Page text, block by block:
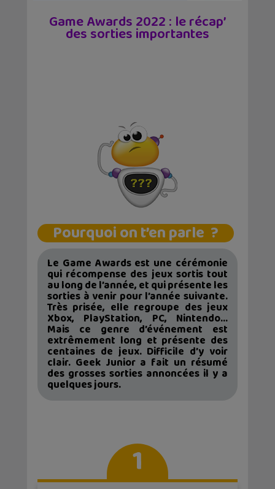
Game Awards 2022 : le récap’
des sorties importantes
Pourquoi on t’en parle ?
Le Game Awards est une cérémonie
qui récompense des jeux sortis tout
au long de l’année, et qui présente les
sorties à venir pour l’année suivante.
Très prisée, elle regroupe des jeux
Xbox, PlayStation, PC, Nintendo…
Mais ce genre d’événement est
extrêmement long et présente des
centaines de jeux. Difficile d’y voir
clair. Geek Junior a fait un résumé
des grosses sorties annoncées il y a
quelques jours.
1